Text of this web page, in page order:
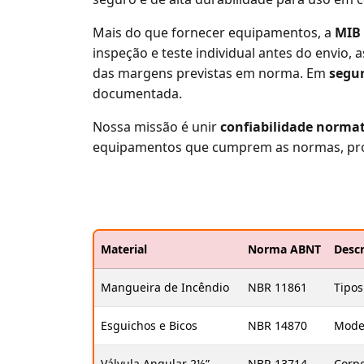
Mais do que fornecer equipamentos, a MIB
inspeção e teste individual antes do envio,
das margens previstas em norma. Em
documentada.
Nossa missão é unirconfiabilidade
equipamentos que cumprem as normas,
Material Norma ABNT
Mangueira de Incêndio NBR 11861
Esguichos e Bicos NBR 14870